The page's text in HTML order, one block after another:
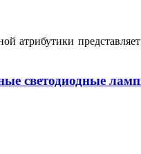
атрибутики
светодиодные